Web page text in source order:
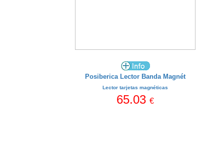
Posiberica Lector Banda Magnét
Lector tarjetas magnéticas
65.03 €